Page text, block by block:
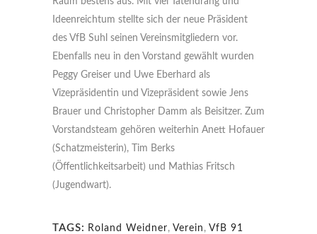
Ideenreichtum stellte sich der neue Präsident
des VfB Suhl seinen Vereinsmitgliedern vor.
Ebenfalls neu in den Vorstand gewählt wurden
Peggy Greiser und Uwe Eberhard als
Vizepräsidentin und Vizepräsident sowie Jens
Brauer und Christopher Damm als Beisitzer. Zum
Vorstandsteam gehören weiterhin Anett Hofauer
(Schatzmeisterin), Tim Berks
(Öffentlichkeitsarbeit) und Mathias Fritsch
(Jugendwart).
TAGS: Roland Weidner, Verein , VfB 91